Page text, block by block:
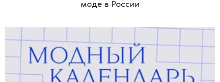
моде в России